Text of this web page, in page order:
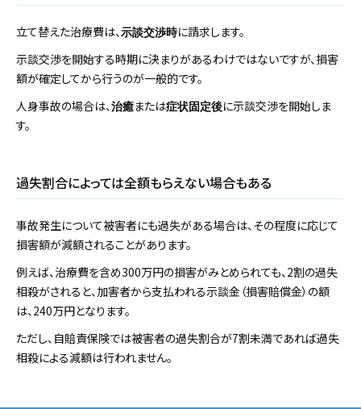
立て替えた治療費は、示談交渉時に請求します。
示談交渉を開始する時期に決まりがあるわけではないですが、損害
額が確定してから行うのが一般的です。
人身事故の場合は、治癒または症状固定後に示談交渉を開始しま
す。
過失割合によっては全額もらえない場合もある
事故発生について被害者にも過失がある場合は、その程度に応じて
損害額が減額されることがあります。
例えば、治療費を含め300万円の損害がみとめられても、2割の過失
相殺がされると、加害者から支払われる示談金（損害賠償金）の額
は、240万円となります。
ただし、自賠責保険では被害者の過失割合が7割未満であれば過失
相殺による減額は行われません。